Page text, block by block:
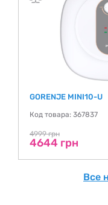
GORENJE MINI10-U
Код товара: 367837
4999 грн
4644 грн
Все